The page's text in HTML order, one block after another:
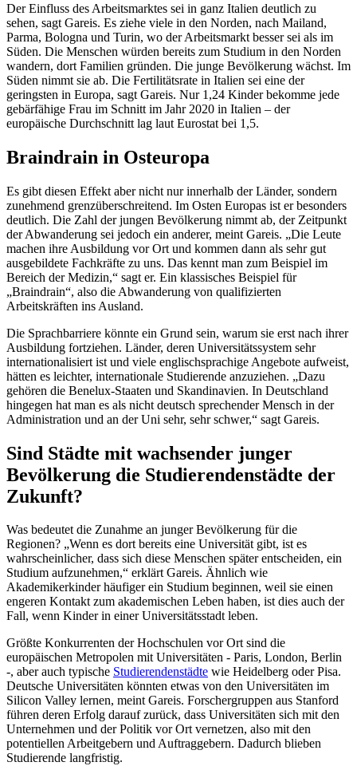
Der Einfluss des Arbeitsmarktes sei in ganz Italien deutlich zu
sehen, sagt Gareis. Es ziehe viele in den Norden, nach Mailand,
Parma, Bologna und Turin, wo der Arbeitsmarkt besser sei als im
Süden. Die Menschen würden bereits zum Studium in den Norden
wandern, dort Familien gründen. Die junge Bevölkerung wächst. Im
Süden nimmt sie ab. Die Fertilitätsrate in Italien sei eine der
geringsten in Europa, sagt Gareis. Nur 1,24 Kinder bekomme jede
gebärfähige Frau im Schnitt im Jahr 2020 in Italien – der
europäische Durchschnitt lag laut Eurostat bei 1,5.
Braindrain in Osteuropa
Es gibt diesen Effekt aber nicht nur innerhalb der Länder, sondern
zunehmend grenzüberschreitend. Im Osten Europas ist er besonders
deutlich. Die Zahl der jungen Bevölkerung nimmt ab, der Zeitpunkt
der Abwanderung sei jedoch ein anderer, meint Gareis. „Die Leute
machen ihre Ausbildung vor Ort und kommen dann als sehr gut
ausgebildete Fachkräfte zu uns. Das kennt man zum Beispiel im
Bereich der Medizin,“ sagt er. Ein klassisches Beispiel für
„Braindrain“, also die Abwanderung von qualifizierten
Arbeitskräften ins Ausland.
Die Sprachbarriere könnte ein Grund sein, warum sie erst nach ihrer
Ausbildung fortziehen. Länder, deren Universitätssystem sehr
internationalisiert ist und viele englischsprachige Angebote aufweist,
hätten es leichter, internationale Studierende anzuziehen. „Dazu
gehören die Benelux-Staaten und Skandinavien. In Deutschland
hingegen hat man es als nicht deutsch sprechender Mensch in der
Administration und an der Uni sehr, sehr schwer,“ sagt Gareis.
Sind Städte mit wachsender junger
Bevölkerung die Studierendenstädte der
Zukunft?
Was bedeutet die Zunahme an junger Bevölkerung für die
Regionen? „Wenn es dort bereits eine Universität gibt, ist es
wahrscheinlicher, dass sich diese Menschen später entscheiden, ein
Studium aufzunehmen,“ erklärt Gareis. Ähnlich wie
Akademikerkinder häufiger ein Studium beginnen, weil sie einen
engeren Kontakt zum akademischen Leben haben, ist dies auch der
Fall, wenn Kinder in einer Universitätsstadt leben.
Größte Konkurrenten der Hochschulen vor Ort sind die
europäischen Metropolen mit Universitäten - Paris, London, Berlin
-, aber auch typische Studierendenstädte wie Heidelberg oder Pisa.
Deutsche Universitäten könnten etwas von den Universitäten im
Silicon Valley lernen, meint Gareis. Forschergruppen aus Stanford
führen deren Erfolg darauf zurück, dass Universitäten sich mit den
Unternehmen und der Politik vor Ort vernetzen, also mit den
potentiellen Arbeitgebern und Auftraggebern. Dadurch blieben
Studierende langfristig.